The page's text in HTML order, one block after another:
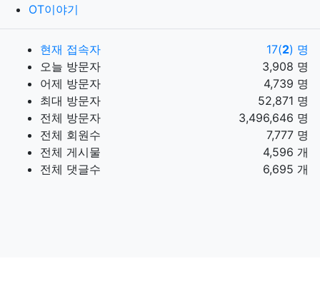
OT이야기
현재 접속자 17(2) 명
오늘 방문자
3,908 명
어제 방문자
4,739 명
최대 방문자
52,871 명
전체 방문자
3,496,646 명
전체 회원수
7,777 명
전체 게시물
4,596 개
전체 댓글수
6,695 개